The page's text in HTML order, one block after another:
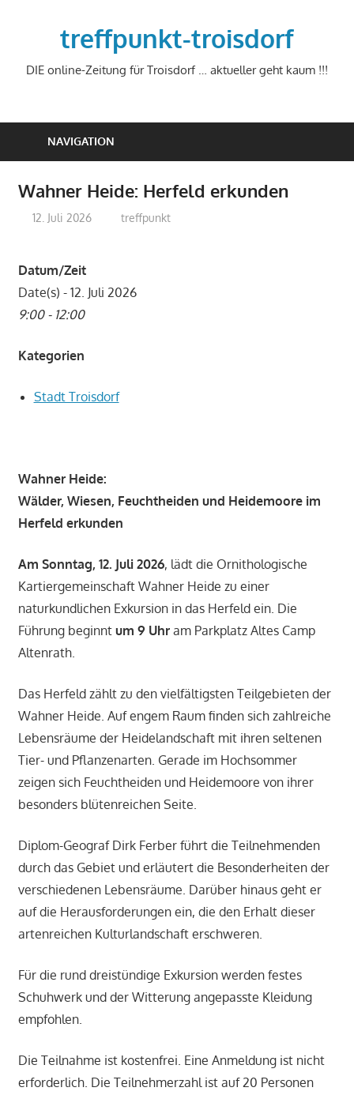
treffpunkt-troisdorf
DIE online-Zeitung für Troisdorf … aktueller geht kaum !!!
NAVIGATION
Wahner Heide: Herfeld erkunden
12. Juli 2026 treffpunkt
Datum/Zeit
Date(s) - 12. Juli 2026
9:00 - 12:00
Kategorien
Stadt Troisdorf
Wahner Heide:
Wälder, Wiesen, Feuchtheiden und Heidemoore im
Herfeld erkunden
Am Sonntag, 12. Juli 2026, lädt die Ornithologische
Kartiergemeinschaft Wahner Heide zu einer
naturkundlichen Exkursion in das Herfeld ein. Die
Führung beginnt um 9 Uhram Parkplatz Altes Camp
Altenrath.
Das Herfeld zählt zu den vielfältigsten Teilgebieten der
Wahner Heide. Auf engem Raum finden sich zahlreiche
Lebensräume der Heidelandschaft mit ihren seltenen
Tier- und Pflanzenarten. Gerade im Hochsommer
zeigen sich Feuchtheiden und Heidemoore von ihrer
besonders blütenreichen Seite.
Diplom-Geograf Dirk Ferber führt die Teilnehmenden
durch das Gebiet und erläutert die Besonderheiten der
verschiedenen Lebensräume. Darüber hinaus geht er
auf die Herausforderungen ein, die den Erhalt dieser
artenreichen Kulturlandschaft erschweren.
Für die rund dreistündige Exkursion werden festes
Schuhwerk und der Witterung angepasste Kleidung
empfohlen.
Die Teilnahme ist kostenfrei. Eine Anmeldung ist nicht
erforderlich. Die Teilnehmerzahl ist auf 20 Personen